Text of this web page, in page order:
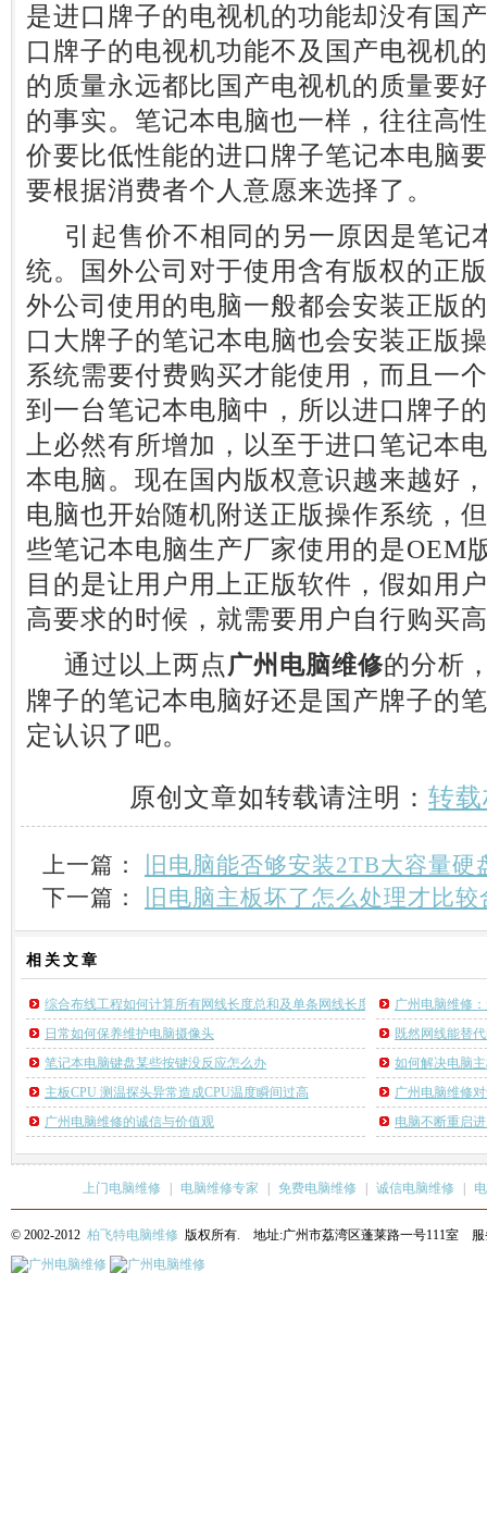
是进口牌子的电视机的功能却没有国
口牌子的电视机功能不及国产电视机
的质量永远都比国产电视机的质量要
的事实。笔记本电脑也一样，往往高
价要比低性能的进口牌子笔记本电脑
要根据消费者个人意愿来选择了。
引起售价不相同的另一原因是笔记
统。国外公司对于使用含有版权的正
外公司使用的电脑一般都会安装正版
口大牌子的笔记本电脑也会安装正版
系统需要付费购买才能使用，而且一
到一台笔记本电脑中，所以进口牌子
上必然有所增加，以至于进口笔记本
本电脑。现在国内版权意识越来越好
电脑也开始随机附送正版操作系统，
些笔记本电脑生产厂家使用的是OEM
目的是让用户用上正版软件，假如用
高要求的时候，就需要用户自行购买
通过以上两点广州电脑维修的分析
牌子的笔记本电脑好还是国产牌子的
定认识了吧。
原创文章如转载请注明： 转
上一篇：
旧电脑能否够安装2TB大容量硬
下一篇：
旧电脑主板坏了怎么处理才比较
相关 文章
综合布线工程如何计算所有网线长度总和及单条网线长度的计算方法广州电脑维修
日常如何保养维护电脑摄像头
既然网线能替
笔记本电脑键盘某些按键没反应怎么办
如何解决电脑
主板CPU 测温探头异常造成CPU温度瞬间过高
广州电脑维修
广州电脑维修的诚信与价值观
电脑不断重启
上门电脑维修 电脑维修专家 免费电脑维修 诚信电脑维修
© 2002-2012 柏飞特电脑维修 版权所有. 地址:广州市荔湾区蓬莱路一号111室 服